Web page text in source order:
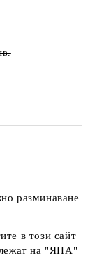
разминаване
в този сайт
на "ЯНА"